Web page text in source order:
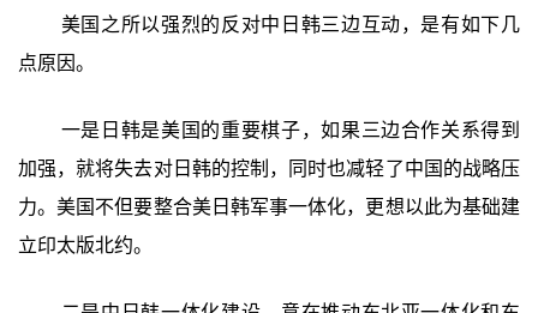
美国之所以强烈的反对中日韩三边互动，是有如下几
点原因。
一是日韩是美国的重要棋子，如果三边合作关系得到
加强，就将失去对日韩的控制，同时也减轻了中国的战略压
力。美国不但要整合美日韩军事一体化，更想以此为基础建
立印太版北约。